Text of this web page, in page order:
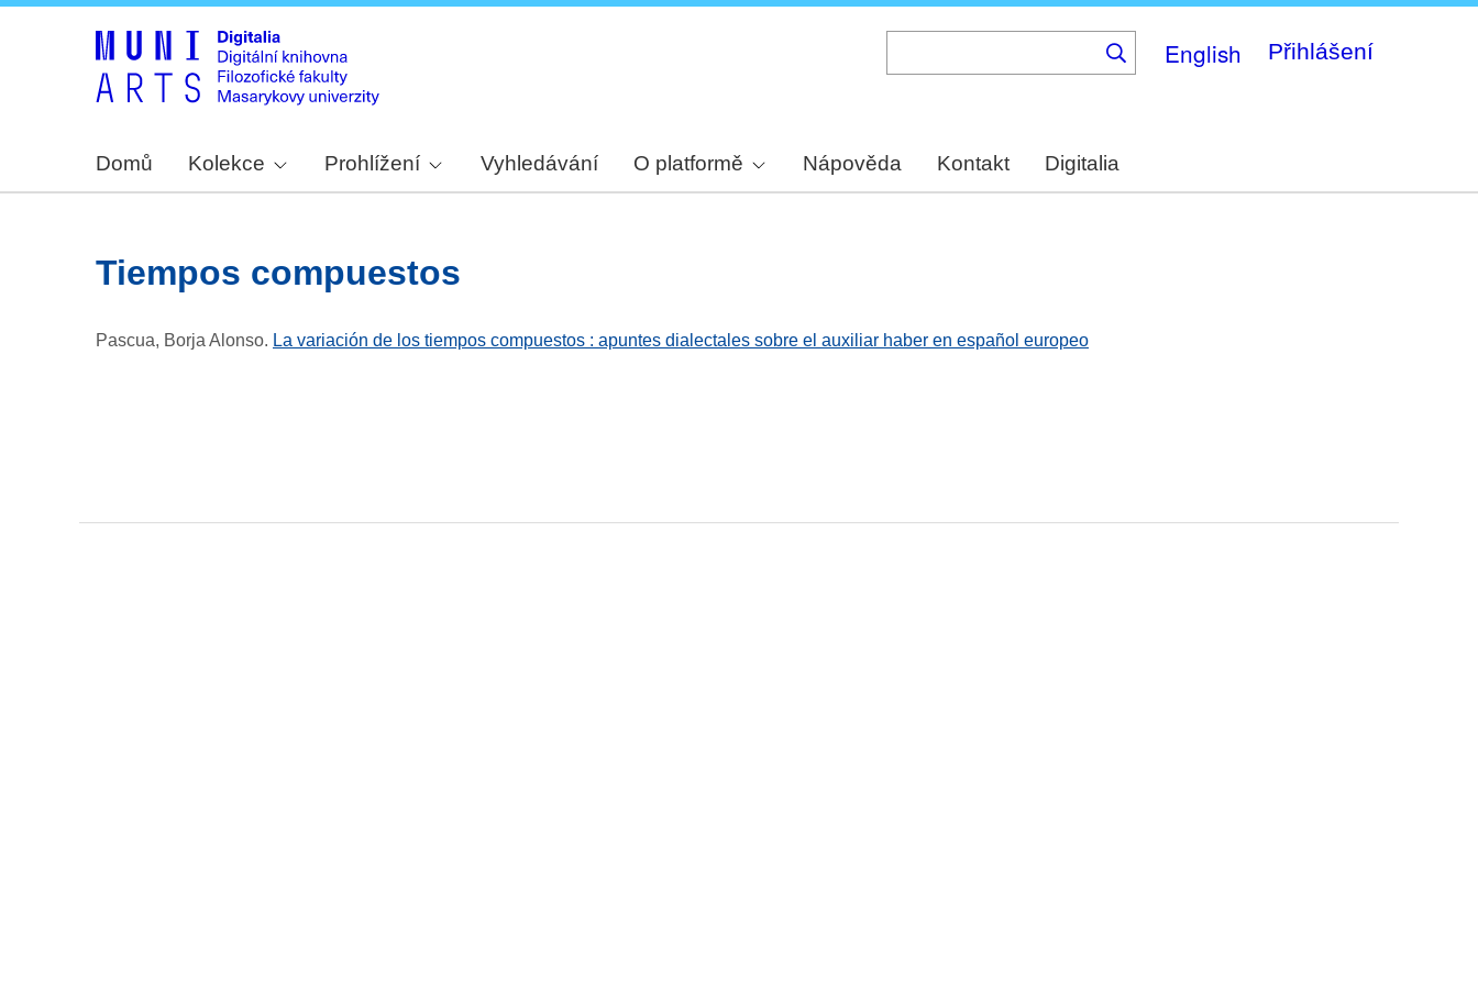
English Přihlášení
Domů Kolekce Prohlížení Vyhledávání O platformě Nápověda Kontakt Digitalia
tiempos compuestos
Pascua, Borja Alonso. La variación de los tiempos compuestos : apuntes dialectales sobre el auxiliar haber en español europeo